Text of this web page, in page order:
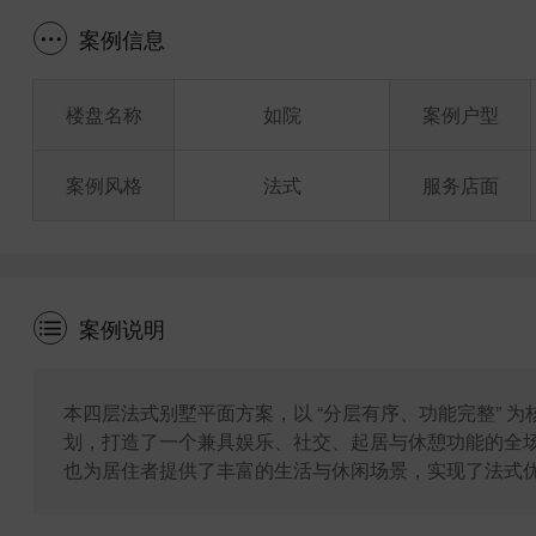
案例信息
楼盘名称
案例风格
如院
法式
案例户型
服务店面
案例说明
本四层法式别墅平面方案，以 “分层有序、功能完整”
划，打造了一个兼具娱乐、社交、起居与休憩功能的
也为居住者提供了丰富的生活与休闲场景，实现了法式